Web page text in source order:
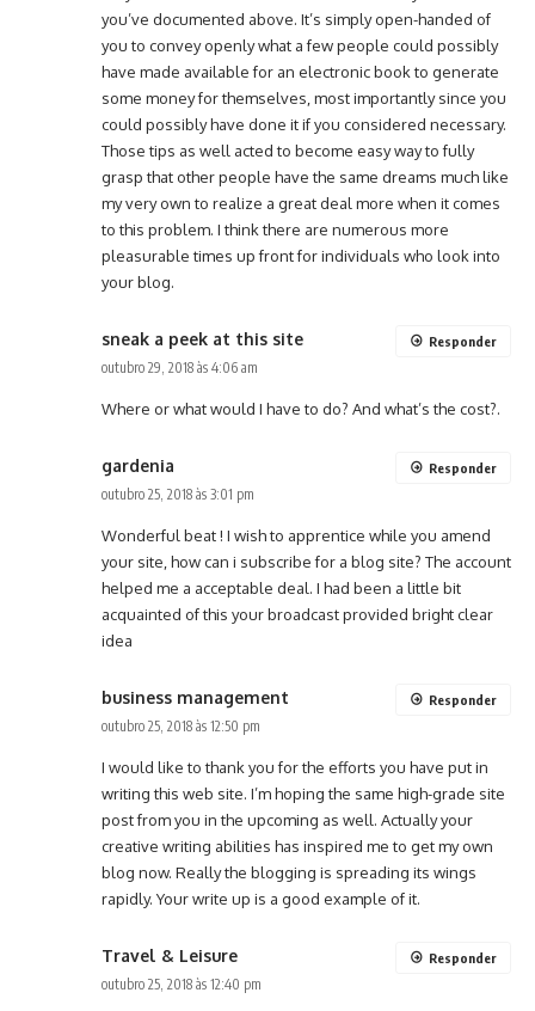
you’ve documented above. It’s simply open-handed of
you to convey openly what a few people could possibly
have made available for an electronic book to generate
some money for themselves, most importantly since you
could possibly have done it if you considered necessary.
Those tips as well acted to become easy way to fully
grasp that other people have the same dreams much like
my very own to realize a great deal more when it comes
to this problem. I think there are numerous more
pleasurable times up front for individuals who look into
your blog.
sneak a peek at this site
outubro 29, 2018 às 4:06 am
Where or what would I have to do? And what’s the cost?.
Responder
gardenia
outubro 25, 2018 às 3:01 pm
Wonderful beat ! I wish to apprentice while you amend
your site, how can i subscribe for a blog site? The account
helped me a acceptable deal. I had been a little bit
acquainted of this your broadcast provided bright clear
idea
Responder
business management
outubro 25, 2018 às 12:50 pm
I would like to thank you for the efforts you have put in
writing this web site. I’m hoping the same high-grade site
post from you in the upcoming as well. Actually your
creative writing abilities has inspired me to get my own
blog now. Really the blogging is spreading its wings
rapidly. Your write up is a good example of it.
Responder
Travel & Leisure
outubro 25, 2018 às 12:40 pm
Responder